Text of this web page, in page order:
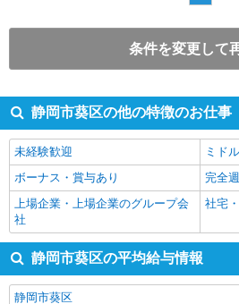
条件を変更して
静岡市葵区の他の特徴のお仕事
未経験歓迎
ミド
ボーナス・賞与あり
完全
上場企業・上場企業のグループ会
社
社宅
静岡市葵区の平均給与情報
静岡市葵区